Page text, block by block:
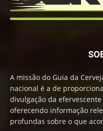
A missão do Guia da
nacional é a de
divulgação da
oferecendo informação
profundas sobre o que